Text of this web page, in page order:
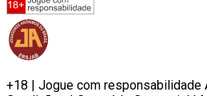
+18 | Jogue com responsabilidade